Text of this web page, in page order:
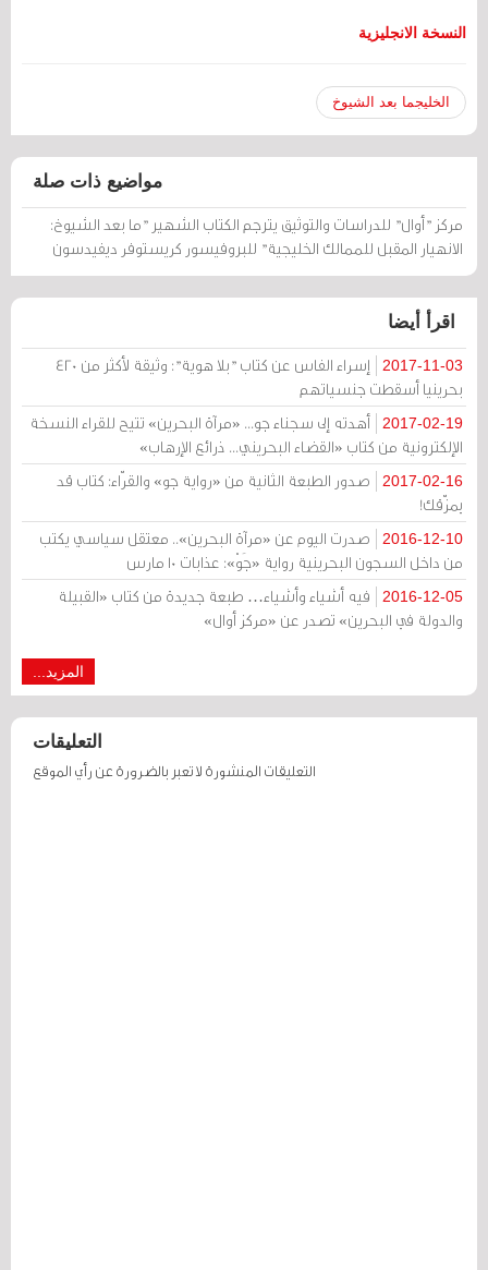
النسخة الانجليزية
الخليجما بعد الشيوخ
مواضيع ذات صلة
مركز "أوال" للدراسات والتوثيق يترجم الكتاب الشهير "ما بعد الشيوخ:
الانهيار المقبل للممالك الخليجية" للبروفيسور كريستوفر ديفيدسون
اقرأ أيضا
2017-11-03
إسراء الفاس عن كتاب "بلا هوية": وثيقة لأكثر من 420
بحرينيا أسقطت جنسياتهم
2017-02-19
أهدته إلى سجناء جو... «مرآة البحرين» تتيح للقراء النسخة
الإلكترونية من كتاب «القضاء البحريني... ذرائع الإرهاب»
2017-02-16
صدور الطبعة الثانية من «رواية جو» والقرّاء: كتاب قد
يمزّقك!
2016-12-10
صدرت اليوم عن «مرآة البحرين».. معتقل سياسي يكتب
من داخل السجون البحرينية رواية «جَوْ»: عذابات 10 مارس
2016-12-05
فيه أشياء وأشياء… طبعة جديدة من كتاب «القبيلة
والدولة في البحرين» تصدر عن «مركز أوال»
المزيد...
التعليقات
التعليقات المنشورة لا تعبر بالضرورة عن رأي الموقع